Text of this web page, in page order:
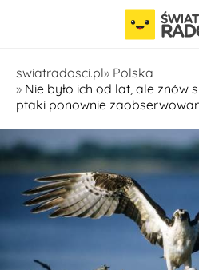
Pomiń
swiatradosci.pl
Polska
Nie było ich od lat, ale znów
ptaki ponownie